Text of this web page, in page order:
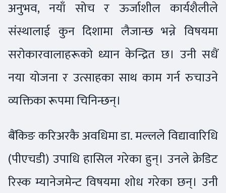
अनुभव, नयाँ सोच र ऊर्जाशील कार्यशैलीले
संस्थालाई कुन दिशामा लैजान्छ भन्ने विषयमा
सरोकारवालाहरूको ध्यान केन्द्रित छ। उनी सधैं
नया योजना र उत्साहका साथ काम गर्न रुचाउने
व्यक्तिका रूपमा चिनिन्छन्।
बैंकिङ करिअरकै अवधिमा डा. मल्लले विद्यावारिधि
(पीएचडी) उपाधि हासिल गरेका हुन्। उनले क्रेडिट
रिस्क म्यानेजमेन्ट विषयमा शोध गरेका छन्। उनी